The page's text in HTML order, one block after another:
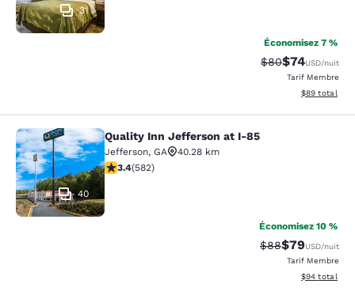
31
Économisez 7 %
Tarif barré :
$80Tarif réduit :
$74USD/nuit
Tarif Membre
Afficher les
$89 total
Quality Inn Jefferson at I-85
40
Quality Inn Jefferson at I-85
Jefferson, GA
40.28 km
3.42 étoiles. Bien. 582 commentaires
3.4(582)
Économisez 10 %
Tarif barré :
$88Tarif réduit :
$79USD/nuit
Tarif Membre
Afficher les
$94 total